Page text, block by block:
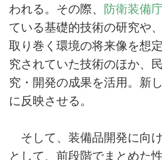
われる。その際、 防衛装備
ている基礎的技術の研究や
取り巻く環境の将来像を想
究されていた技術のほか、
究・開発の成果を活用。新
に反映させる。
そして、装備品開発に向け
として、前段階でまとめた